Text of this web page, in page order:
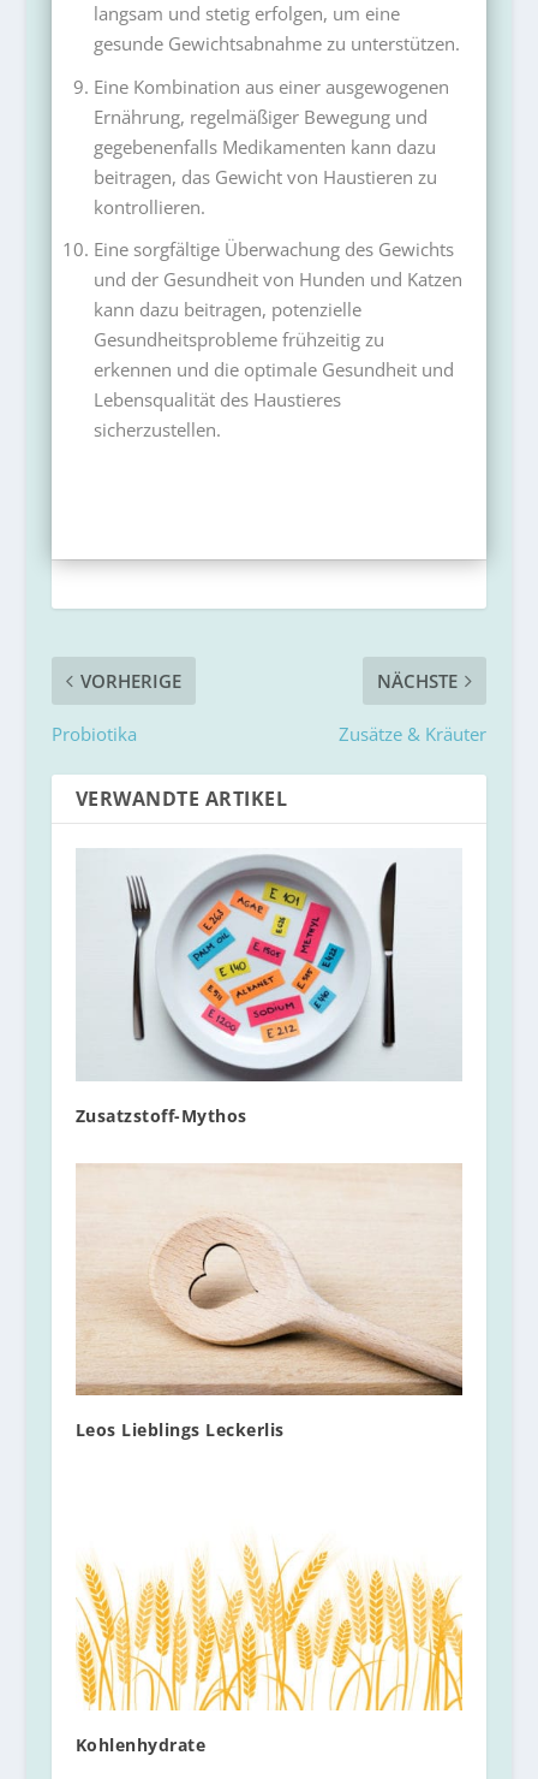
langsam und stetig erfolgen, um eine
gesunde Gewichtsabnahme zu unterstützen.
Eine Kombination aus einer ausgewogenen
Ernährung, regelmäßiger Bewegung und
gegebenenfalls Medikamenten kann dazu
beitragen, das Gewicht von Haustieren zu
kontrollieren.
Eine sorgfältige Überwachung des Gewichts
und der Gesundheit von Hunden und Katzen
kann dazu beitragen, potenzielle
Gesundheitsprobleme frühzeitig zu
erkennen und die optimale Gesundheit und
Lebensqualität des Haustieres
sicherzustellen.
VORHERIGE
Probiotika
NÄCHSTE
Zusätze & Kräuter
VERWANDTE ARTIKEL
Zusatzstoff-Mythos
Leos Lieblings Leckerlis
Kohlenhydrate